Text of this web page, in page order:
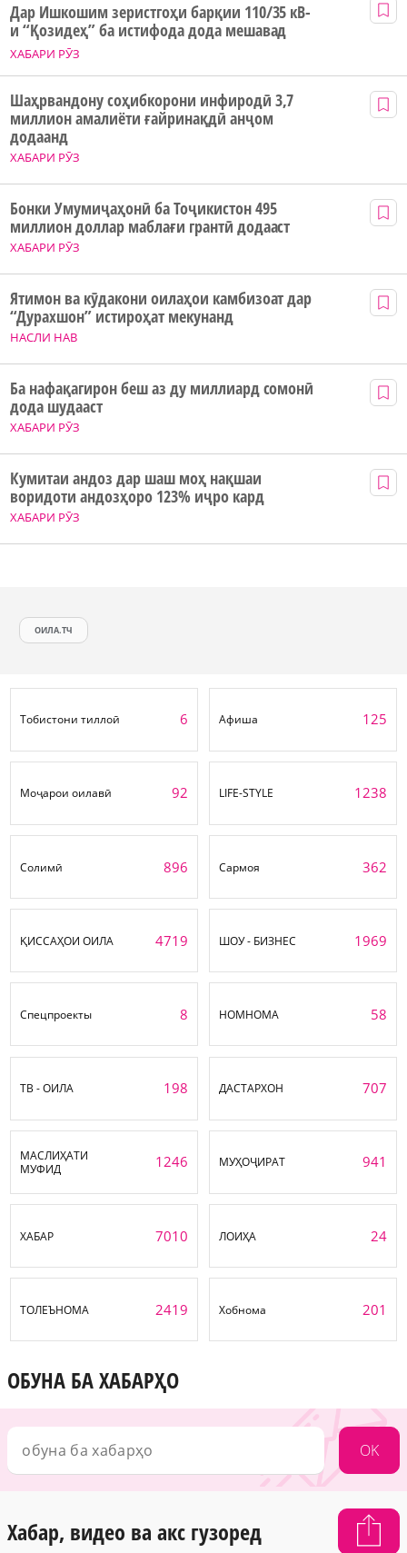
ХАБАРИ РӮЗ
Дар Ишкошим зеристгоҳи барқии 110/35 кВ-
и “Қозидеҳ” ба истифода дода мешавад
ХАБАРИ РӮЗ
Шаҳрвандону соҳибкорони инфиродӣ 3,7
миллион амалиёти ғайринақдӣ анҷом
додаанд
ХАБАРИ РӮЗ
Бонки Умумиҷаҳонӣ ба Тоҷикистон 495
миллион доллар маблағи грантӣ додааст
НАСЛИ НАВ
Ятимон ва кӯдакони оилаҳои камбизоат дар
“Дурахшон” истироҳат мекунанд
ХАБАРИ РӮЗ
Ба нафақагирон беш аз ду миллиард сомонӣ
дода шудааст
ХАБАРИ РӮЗ
Кумитаи андоз дар шаш моҳ нақшаи
воридоти андозҳоро 123% иҷро кард
ОИЛА.ТЧ
Тобистони тиллоӣ 6 Афиша 125
Моҷарои оилавӣ 92 LIFE-STYLE 1238
Солимӣ 896 Сармоя 362
ҚИССАҲОИ ОИЛА 4719 ШОУ - БИЗНЕС 1969
Спецпроекты 8 НОМНОМА 58
ТВ - ОИЛА 198 ДАСТАРХОН 707
МАСЛИҲАТИ
МУФИД
1246 МУҲОҶИРАТ 941
ХАБАР 7010 ЛОИҲА 24
ТОЛЕЪНОМА 2419 Хобнома 201
ОБУНА БА ХАБАРҲО
OK
Хабар, видео ва акс гузоред